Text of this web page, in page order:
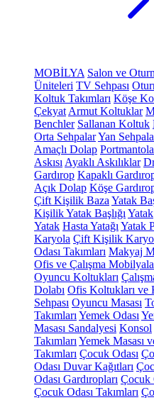
MOBİLYA Salon ve
Üniteleri TV Sehpası
Koltuk Takımları Köşe
Çekyat Armut Koltuklar
Benchler Sallanan Koltuk
Orta SehpalarYan
Amaçlı Dolap
Askısı Ayaklı Askılıklar
Gardırop Kapaklı
Açık Dolap Köşe
Çift Kişilik Baza Yatak
Kişilik Yatak Başlığı Yatak
Yatak Hasta Yatağı Yatak
Karyola Çift Kişilik
Odası Takımları Makyaj
Ofis ve Çalışma
Oyuncu Koltukları
Dolabı Ofis Koltukları ve
Sehpası Oyuncu Masası
Takımları Yemek Odası
Masası Sandalyesi Konsol
Takımları Yemek Masası
Takımları Çocuk Odası
Odası Duvar Kağıtları
Odası Gardıropları Çocuk
Çocuk Odası Takımları